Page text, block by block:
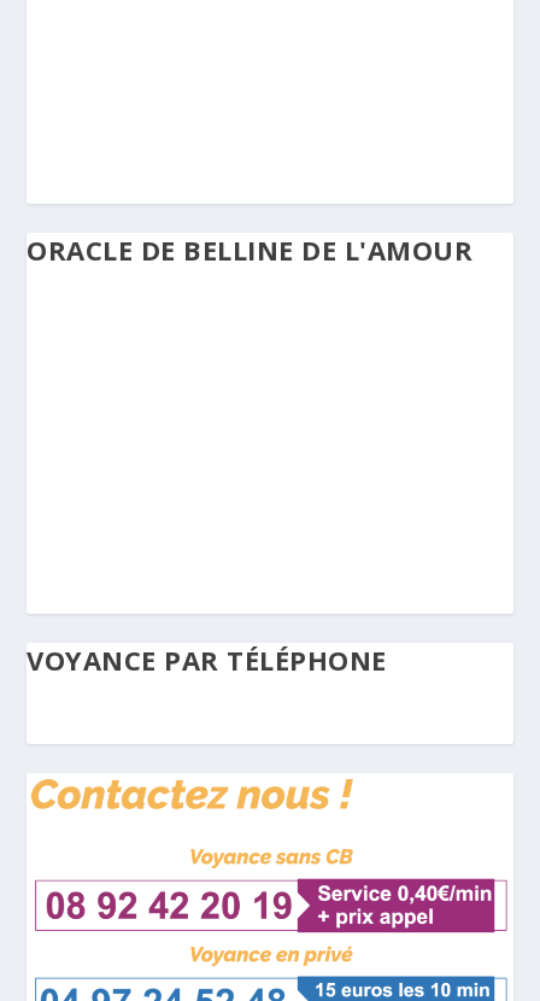
ORACLE DE BELLINE DE L'AMOUR
VOYANCE PAR TÉLÉPHONE